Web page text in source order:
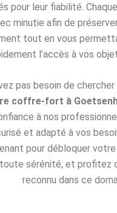
pour leur fiabilité.
minutie afin de
tout en vous
l’accès à vos
pas besoin de
coffre-fort à
à nos
et adapté à vos
pour débloquer
toute sérénité, et profitez
reconnu dans ce